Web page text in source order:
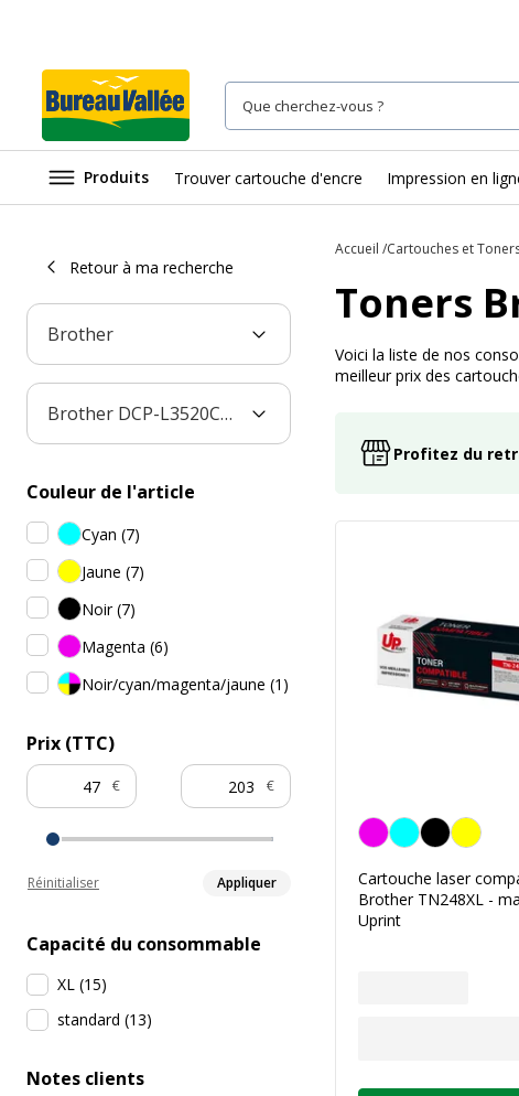
Produits Trouver cartouche d'encre Impression en
Retour à ma recherche
Brother
Brother DCP-L3520CDWE
Couleur de l'article
Cyan (7)
Jaune (7)
Noir(7)
Magenta (6)
Noir/cyan/magenta/jaune (1 )
Prix (TTC)
€ €
Réinitialiser Appliquer
Capacité du consommable
XL (15)
standard (13)
Notes clients
Accueil Cartouches et
Toners
Voici la liste de nos
meilleur prix des
Profitez du
Magenta
Cartouche laser
Brother TN248XL -
Uprint